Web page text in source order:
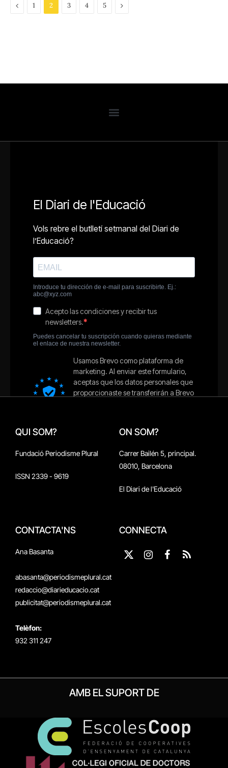
Previous
1 2 3 4 5 Next
QUI SOM?
Fundació Periodisme Plural
ISSN 2339 - 9619
ON SOM?
Carrer Bailén 5, principal.
08010, Barcelona
El Diari de l'Educació
CONTACTA'NS
Ana Basanta
abasanta@periodismeplural.cat
redaccio@diarieducacio.cat
publicitat@periodismeplural.cat
Telèfon:
932 311 247
CONNECTA
X
Instagram
Facebook
RSS
AMB EL SUPORT DE